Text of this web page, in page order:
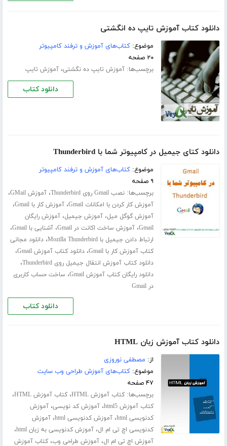
دانلود کتاب آموزش تایپ ده انگشتی
موضوع:کتاب‌های آموزش و ترفند کامپیوتر
۲۰ صفحه
برچسب‌ها:آموزش تایپ ده‌ نگشتی،آموزش تایپ
دانلود کتاب
دانلود کتای جیمیل در کامپیوتر شما با Thunderbird
موضوع:کتاب‌های آموزش و ترفند کامپیوتر
۹ صفحه
برچسب‌ها:نصب Gmail روی Thunderbird ،آموزش GMail ،
آموزش کار کردن با امکانات Gmail ،آموزش کار با Gmail ،
آموزش گوگل میل،آموزش جیمیل،آموزش رایگان
Gmail،آموزش ساخت اکانت در Gmail ،آشنایی با Gmail ،
ارتباط دادن جیمیل با Mozilla Thunderbird ،دانلود مجانی
کتاب آموزش کار با Gmail
،دانلود کتاب آموزش Gmail ،
دانلود کتاب آموزش انتقال جیمیل روی Thunderbird ،
دانلود رایگان کتاب آموزش Gmail ، ساخت حساب کاربری
در Gmail
دانلود کتاب
دانلود کتاب آموزش زبان HTML
از: مصطفی نوروزی
موضوع:کتاب‌های آموزش طراحی وب سایت
۴۷ صفحه
برچسب‌ها:کتاب آموزش HTML ،کتاب آموزش HTML ،
کتاب آموزش html5 ،آموزش کد نویسی،آموزش
کدنویسی html
،آموزش کدنویسی html ،آموزش
کدنویسی اچ تی ام ال،آموزش کدنویسی به زبان html ،
آموزش اچ تی ام ال،آموزش طراحی وب،کتاب آموزش